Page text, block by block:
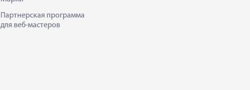
Партнерская программа
для веб-мастеров